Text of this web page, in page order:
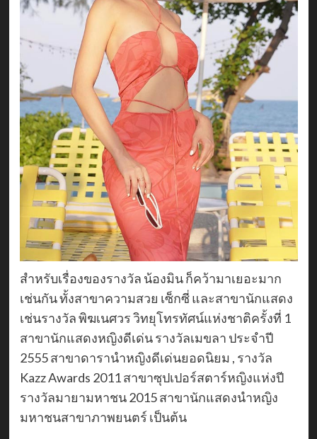
สำหรับเรื่องของรางวัล น้องมิน ก็คว้ามาเยอะมาก
เช่นกัน ทั้งสาขาความสวย เซ็กซี่ และสาขานักแสดง
เช่นรางวัล พิฆเนศวร วิทยุโทรทัศน์แห่งชาติครั้งที่ 1
สาขานักแสดงหญิงดีเด่น รางวัลเมขลา ประจำปี
2555 สาขาดารานำหญิงดีเด่นยอดนิยม , รางวัล
Kazz Awards 2011 สาขาซุปเปอร์สตาร์หญิงแห่งปี
รางวัลมายามหาชน 2015 สาขานักแสดงนำหญิง
มหาชนสาขาภาพยนตร์ เป็นต้น